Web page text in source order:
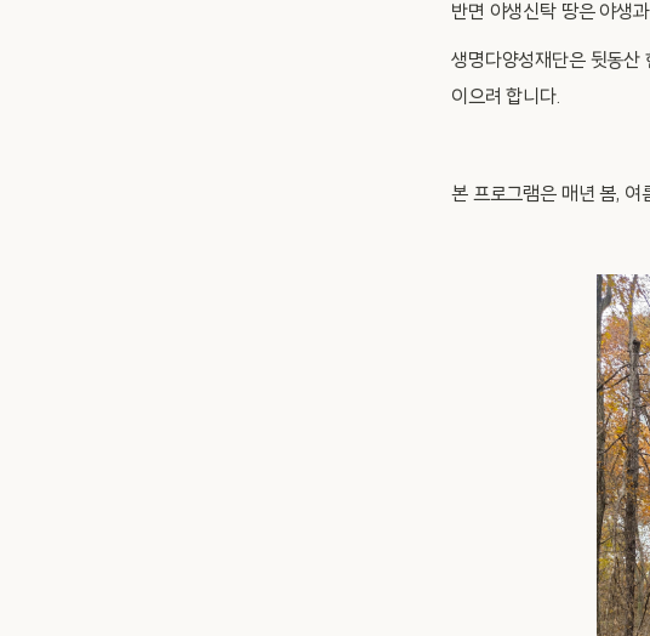
반면 야생신탁 땅은 야생
생명다양성재단은 뒷동산
이으려 합니다.
본 프로그램은 매년 봄, 여